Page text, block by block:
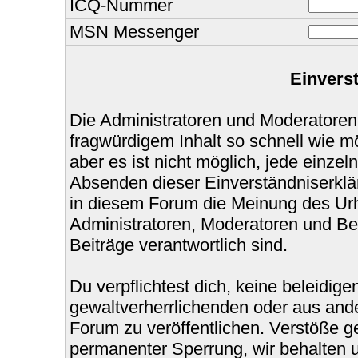
ICQ-Nummer
MSN Messenger
Die Administratoren und
fragwürdigem Inhalt so schnell wie
aber es ist nicht möglich, jede
Absenden dieser
in diesem Forum die Meinung des
Administratoren, Moderatoren und
Beiträge verantwortlich sind.
Du verpflichtest dich, keine
gewaltverherrlichenden oder aus
Forum zu veröffentlichen. Verstöße
permanenter Sperrung, wir behalten